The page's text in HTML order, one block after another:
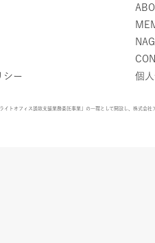
シー
個
トオフィス誘致支援業務委託事業」の一環として開設し、株式会社